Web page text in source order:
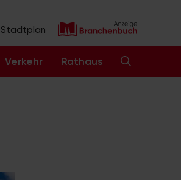
Stadtplan
Verkehr Rathaus